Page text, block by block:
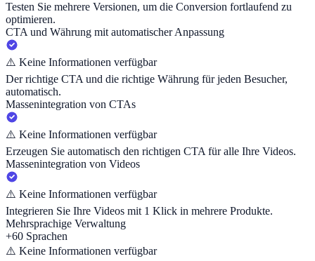
Testen Sie mehrere Versionen, um die Conversion fortlaufend zu
optimieren.
CTA und Währung mit automatischer Anpassung
⚠️ Keine Informationen verfügbar
Der richtige CTA und die richtige Währung für jeden Besucher,
automatisch.
Massenintegration von CTAs
⚠️ Keine Informationen verfügbar
Erzeugen Sie automatisch den richtigen CTA für alle Ihre Videos.
Massenintegration von Videos
⚠️ Keine Informationen verfügbar
Integrieren Sie Ihre Videos mit 1 Klick in mehrere Produkte.
Mehrsprachige Verwaltung
+60 Sprachen
⚠️ Keine Informationen verfügbar